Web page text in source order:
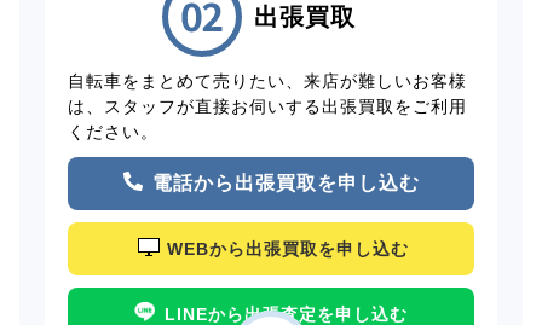
出張買取
自転車をまとめて売りたい、来店が難しいお客様
は、スタッフが直接お伺いする出張買取をご利用
ください。
電話から出張買取を申し込む
WEBから出張買取を申し込む
LINEから出張査定を申し込む